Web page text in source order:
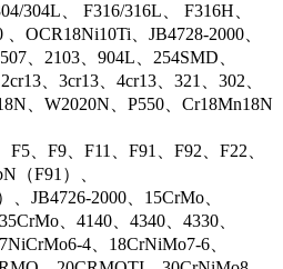
304L、 F316/316L、 F316H、
OCR18Ni10Ti、JB4728-2000、
、2103、904L、254SMD、
、3cr13、4cr13、321、302、
、W2020N、P550、Cr18Mn18N
、F9、F11、F91、F92、F22、
（F91）、
JB4726-2000、15CrMo、
、4140、4340、4330、
4、18CrNiMo7-6、